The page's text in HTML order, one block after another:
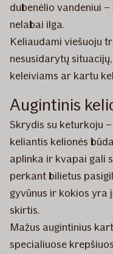
dubenėlio vandeniui
nelabai ilga.
Keliaudami viešuoju
nesusidarytų
keleiviams ar kartu
Augintinis
Skrydis su keturkoju
keliantis kelionės
aplinka ir kvapai gali
perkant bilietus
gyvūnus ir kokios yra
skirtis.
Mažus augintinius
specialiuose